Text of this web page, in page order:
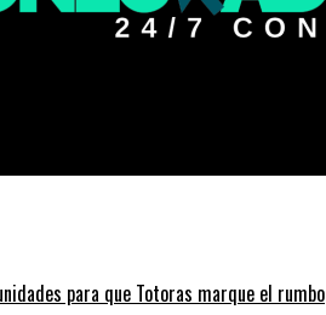
para que Totoras marque el rumbo